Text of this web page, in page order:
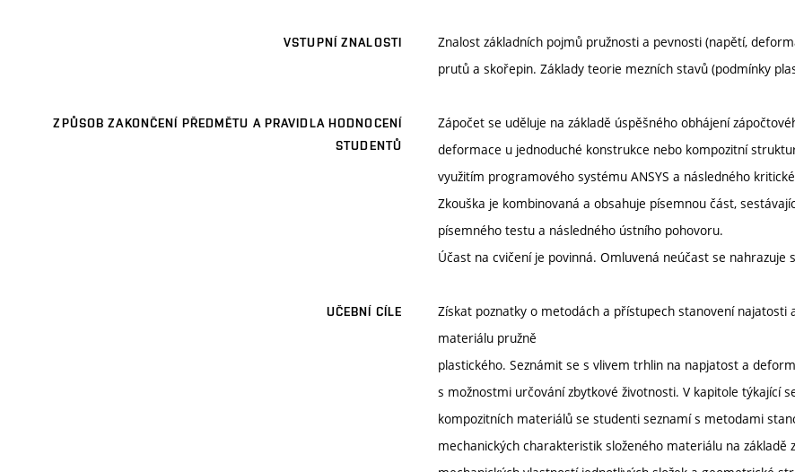
VSTUPNÍ ZNALOSTI
Znalost základních pojmů pružnosti a pevnosti (napětí,
prutů a skořepin. Základy teorie mezních stavů (podmínky
ZPŮSOB ZAKONČENÍ PŘEDMĚTU A PRAVIDLA HODNOCENÍ
STUDENTŮ
Zápočet se uděluje na základě úspěšného obhájení
deformace u jednoduché konstrukce nebo kompozitní
využitím programového systému ANSYS a následného
Zkouška je kombinovaná a obsahuje písemnou část,
písemného testu a následného ústního pohovoru.
Účast na cvičení je povinná. Omluvená neúčast se
UČEBNÍ CÍLE
Získat poznatky o metodách a přístupech stanovení
materiálu pružně
plastického. Seznámit se s vlivem trhlin na napjatost a
s možnostmi určování zbytkové životnosti. V kapitole týkající
kompozitních materiálů se studenti seznamí s metodami
mechanických charakteristik složeného materiálu na základě